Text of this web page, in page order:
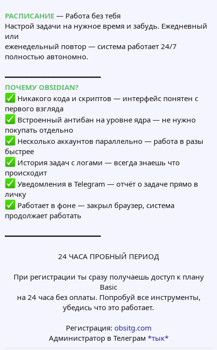
РАСПИСАНИЕ — Работа без тебя
Настрой задачи на нужное время и забудь. Ежедневный
или
еженедельный повтор — система работает 24/7
полностью автономно.
━━━━━━━━━━━━━━━━━━━━━━
ПОЧЕМУ OBSIDIAN?
Никакого кода и скриптов — интерфейс понятен с
первого взгляда
Встроенный антибан на уровне ядра — не нужно
покупать отдельно
Несколько аккаунтов параллельно — работа в разы
быстрее
История задач с логами — всегда знаешь что
происходит
Уведомления в Telegram — отчёт о задаче прямо в
личку
Работает в фоне — закрыл браузер, система
продолжает работать
━━━━━━━━━━━━━━━━━━━━━━
24 ЧАСА ПРОБНЫЙ ПЕРИОД
При регистрации ты сразу получаешь доступ к плану
Basic
на 24 часа без оплаты. Попробуй все инструменты,
убедись что это работает.
Регистрация: obsitg.com
Администратор в Телеграм *тык*